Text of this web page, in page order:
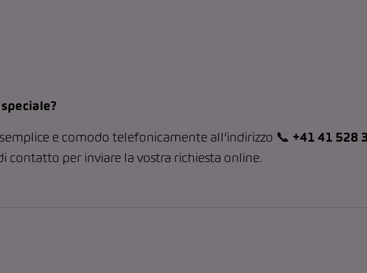
e comodo telefonicamente all’indirizzo 📞 +41 41 528
per inviare la vostra richiesta online.